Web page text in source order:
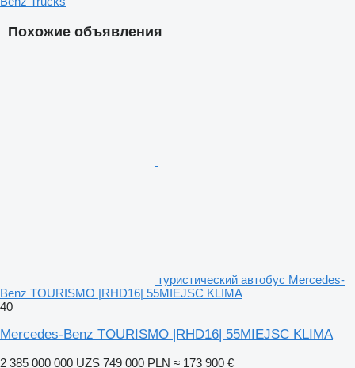
Похожие объявления
туристический автобус Mercedes-
Benz TOURISMO |RHD16| 55MIEJSC KLIMA
40
Mercedes-Benz TOURISMO |RHD16| 55MIEJSC KLIMA
2 385 000 000 UZS 749 000 PLN ≈ 173 900 €